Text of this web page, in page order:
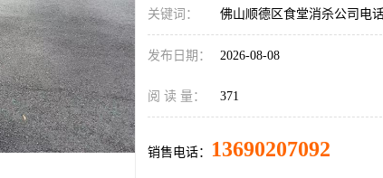
关键词： 佛山顺德区食堂消杀公司电
发布日期： 2026-08-08
阅 读 量： 371
销售电话： 13690207092